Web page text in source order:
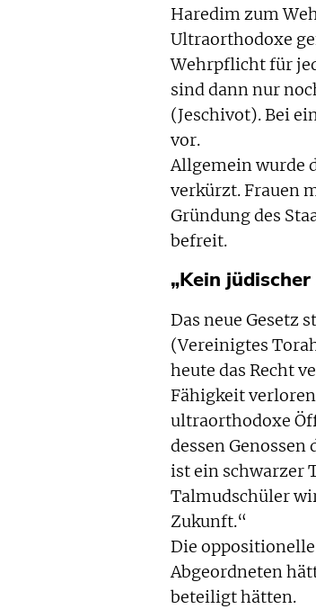
Haredim zum
Ultraorthodoxe
Wehrpflicht für
sind dann nur
(Jeschivot). Bei
vor.
Allgemein wurde
verkürzt. Frauen
Gründung des
befreit.
„Kein
Das neue Gesetz
(Vereinigtes
heute das Recht
Fähigkeit
ultraorthodoxe
dessen Genossen
ist ein schwarzer
Talmudschüler
Zukunft.“
Die
Abgeordneten
beteiligt hätten.